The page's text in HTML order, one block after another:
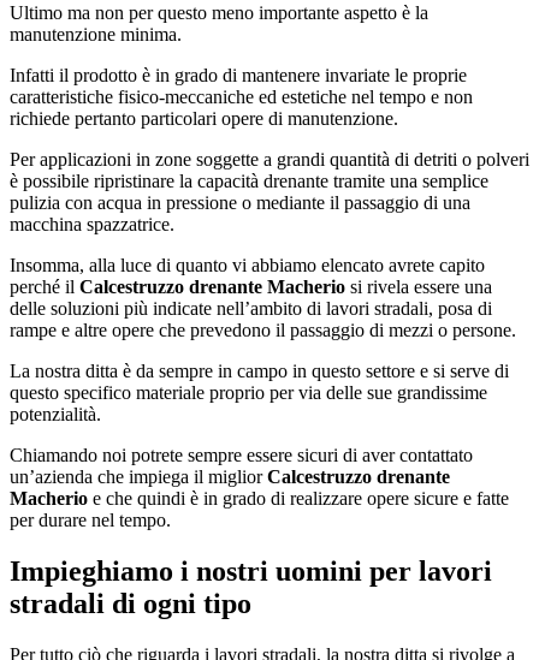
Ultimo ma non per questo meno importante aspetto è la
manutenzione minima.
Infatti il prodotto è in grado di mantenere invariate le proprie
caratteristiche fisico-meccaniche ed estetiche nel tempo e non
richiede pertanto particolari opere di manutenzione.
Per applicazioni in zone soggette a grandi quantità di detriti o polveri
è possibile ripristinare la capacità drenante tramite una semplice
pulizia con acqua in pressione o mediante il passaggio di una
macchina spazzatrice.
Insomma, alla luce di quanto vi abbiamo elencato avrete capito
perché il Calcestruzzo drenante Macherio si rivela essere una
delle soluzioni più indicate nell’ambito di lavori stradali, posa di
rampe e altre opere che prevedono il passaggio di mezzi o persone.
La nostra ditta è da sempre in campo in questo settore e si serve di
questo specifico materiale proprio per via delle sue grandissime
potenzialità.
Chiamando noi potrete sempre essere sicuri di aver contattato
un’azienda che impiega il migliorCalcestruzzo drenante
Macherio e che quindi è in grado di realizzare opere sicure e fatte
per durare nel tempo.
Impieghiamo i nostri uomini per lavori
stradali di ogni tipo
Per tutto ciò che riguarda i lavori stradali, la nostra ditta si rivolge a